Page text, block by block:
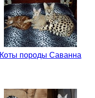
Коты породы Саванна